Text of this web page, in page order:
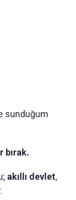
sunduğum
bırak.
akıllı devlet,